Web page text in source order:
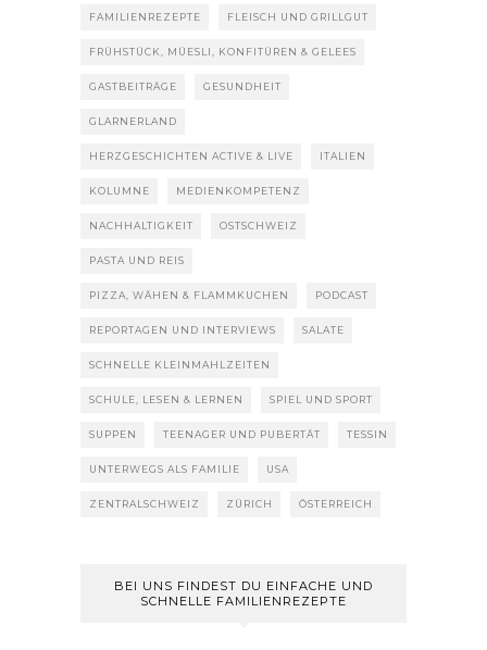
FAMILIENREZEPTE FLEISCH UND GRILLGUT
FRÜHSTÜCK, MÜESLI, KONFITÜREN & GELEES
GASTBEITRÄGE GESUNDHEIT
GLARNERLAND
HERZGESCHICHTEN ACTIVE & LIVE ITALIEN
KOLUMNE MEDIENKOMPETENZ
NACHHALTIGKEIT OSTSCHWEIZ
PASTA UND REIS
PIZZA, WÄHEN & FLAMMKUCHEN PODCAST
REPORTAGEN UND INTERVIEWS SALATE
SCHNELLE KLEINMAHLZEITEN
SCHULE, LESEN & LERNEN SPIEL UND SPORT
SUPPEN TEENAGER UND PUBERTÄT TESSIN
UNTERWEGS ALS FAMILIE USA
ZENTRALSCHWEIZ ZÜRICH ÖSTERREICH
BEI UNS FINDEST DU EINFACHE UND
SCHNELLE FAMILIENREZEPTE